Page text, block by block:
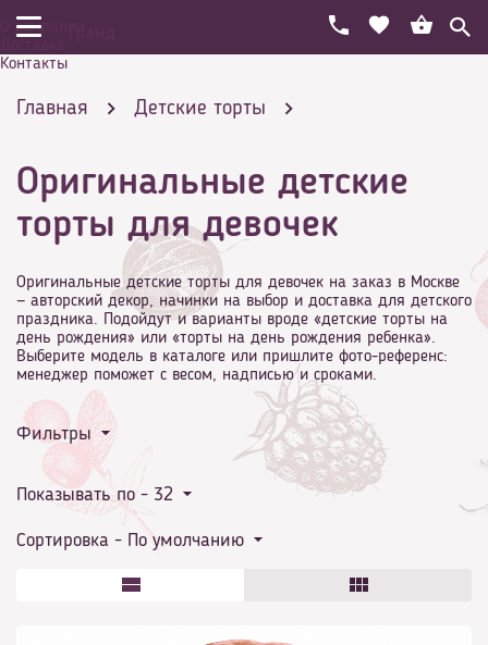
О компании
Контакты
Главная Детские торты
Эксклюзивные и необычные
Оригинальные детские торты для девочек
Оригинальные детские
торты для девочек
Оригинальные детские торты для девочек на заказ в Москве
— авторский декор, начинки на выбор и доставка для детского
праздника. Подойдут и варианты вроде «детские торты на
день рождения» или «торты на день рождения ребенка».
Выберите модель в каталоге или пришлите фото-референс:
менеджер поможет с весом, надписью и сроками.
Фильтры
Показывать по - 32
Сортировка - По умолчанию